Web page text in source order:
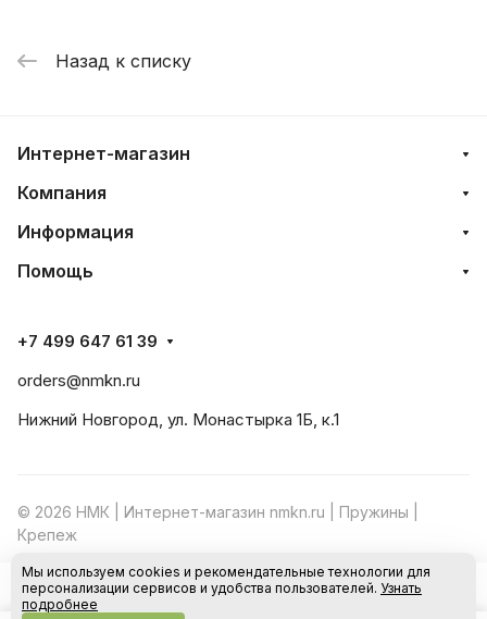
В корзину
Назад к списку
Интернет-магазин
Компания
Информация
Помощь
+7 499 647 61 39
orders@nmkn.ru
Нижний Новгород, ул. Монастырка 1Б, к.1
© 2026 НМК | Интернет-магазин nmkn.ru | Пружины |
Крепеж
Конфиденциальность Оферта
Мы используем cookies и рекомендательные технологии для
персонализации сервисов и удобства пользователей. Узнать
подробнее